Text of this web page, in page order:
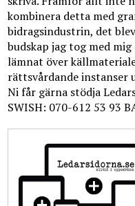
kombinera detta med
bidragsindustrin, det
budskap jag tog med
lämnat över
rättsvårdande instanser
Ni får gärna stödja
SWISH: 070-612 53 93